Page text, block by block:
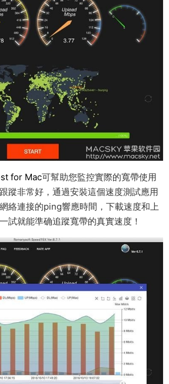
for Mac可幫助您監控實際的寬帶使用
蹤非常好，通過安裝這個速度測試應用
絡連接的ping響應時間，下載速度和上
試就能準确追蹤寬帶的真實速度！